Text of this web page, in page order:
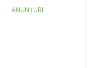
ANUNȚURI